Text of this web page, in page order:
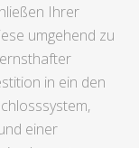
Ihrer
umgehend zu
in ein den
einer